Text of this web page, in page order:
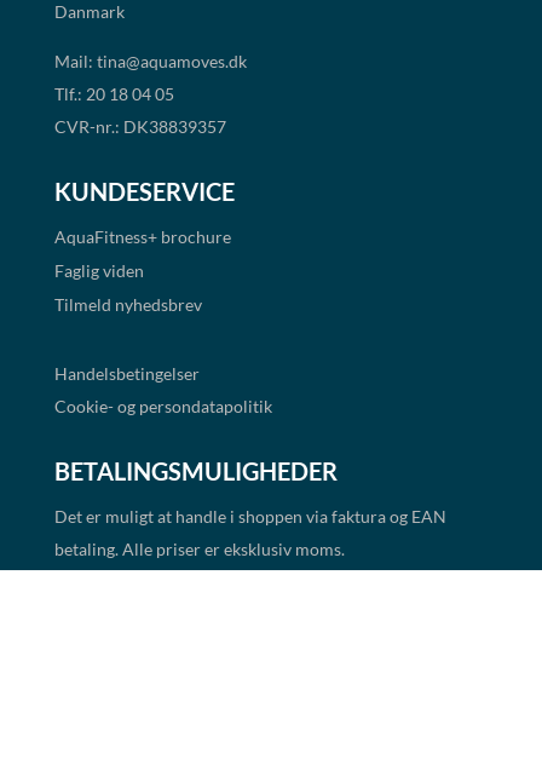
Danmark
Mail: tina@aquamoves.dk
Tlf.: 20 18 04 05
CVR-nr.: DK38839357
KUNDESERVICE
AquaFitness+ brochure
Faglig viden
Tilmeld nyhedsbrev
Handelsbetingelser
Cookie- og persondatapolitik
BETALINGSMULIGHEDER
Det er muligt at handle i shoppen via faktura og EAN
betaling. Alle priser er eksklusiv moms.